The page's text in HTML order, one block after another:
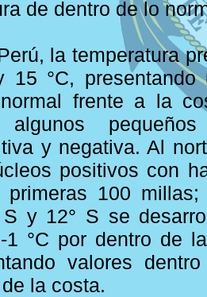
de dentro de lo
la temperatura
15 °C, presentando
frente a la
algunos
y negativa. Al
positivos con
100 millas;
y 12° S se
1 °C por dentro de
valores
la costa.